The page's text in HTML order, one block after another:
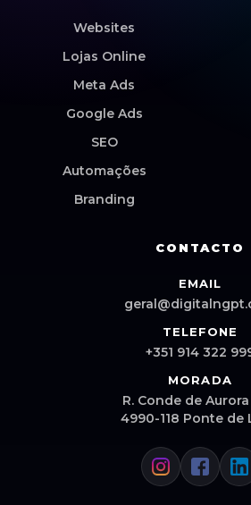
Websites
Lojas Online
Meta Ads
Google Ads
SEO
Automações
Branding
CONTACTO
EMAIL
TELEFONE
+351 914 322
MORADA
R. Conde de
4990-118 Ponte de